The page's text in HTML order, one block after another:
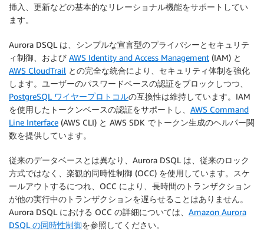
挿入、更新などの基本的なリレーショナル機能をサポートしてい
ます。
Aurora DSQL は、シンプルな宣言型のプライバシーとセキュリテ
ィ制御、および AWS Identity and Access Management (IAM) と
AWS CloudTrail との完全な統合により、セキュリティ体制を強化
します。ユーザーのパスワードベースの認証をブロックしつつ、
PostgreSQL ワイヤープロトコルの互換性は維持しています。IAM
を使用したトークンベースの認証をサポートし、 AWS Command
Line Interface (AWS CLI) と AWS SDK でトークン生成のヘルパー関
数を提供しています。
従来のデータベースとは異なり、Aurora DSQL は、従来のロック
方式ではなく、楽観的同時性制御 (OCC) を使用しています。スケ
ールアウトするにつれ、OCC により、長時間のトランザクション
が他の実行中のトランザクションを遅らせることはありません。
Aurora DSQL における OCC の詳細については、 Amazon Aurora
DSQL の同時性制御を参照してください。